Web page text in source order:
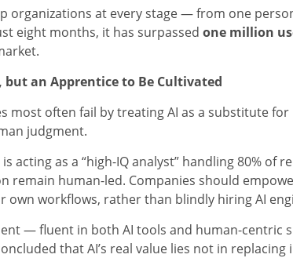
organizations at every stage — from one
eight months, it has surpassed one million
but an Apprentice to Be Cultivated
most often fail by treating AI as a substitute
judgment.
acting as a “high-IQ analyst” handling 80% of
remain human-led. Companies should
own workflows, rather than blindly hiring AI
— fluent in both AI tools and human-centric
that AI’s real value lies not in